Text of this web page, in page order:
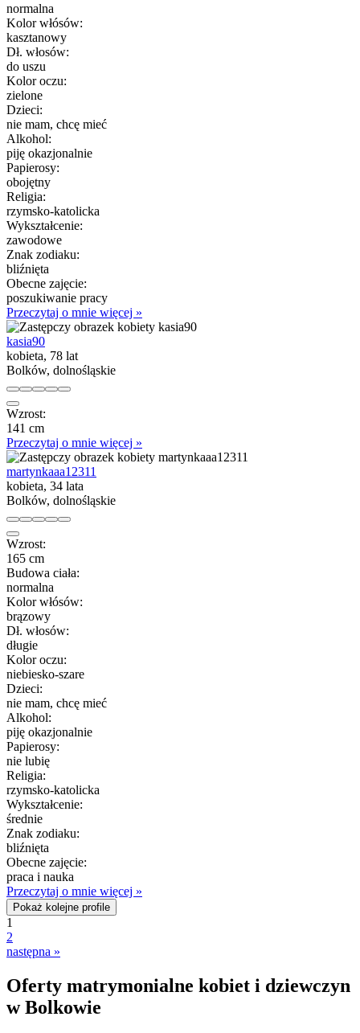
normalna
Kolor włósów:
kasztanowy
Dł. włosów:
do uszu
Kolor oczu:
zielone
Dzieci:
nie mam, chcę mieć
Alkohol:
piję okazjonalnie
Papierosy:
obojętny
Religia:
rzymsko-katolicka
Wykształcenie:
zawodowe
Znak zodiaku:
bliźnięta
Obecne zajęcie:
poszukiwanie pracy
Przeczytaj o mnie więcej »
kasia90
kobieta, 78 lat
Bolków, dolnośląskie
Wzrost:
141 cm
Przeczytaj o mnie więcej »
martynkaaa12311
kobieta, 34 lata
Bolków, dolnośląskie
Wzrost:
165 cm
Budowa ciała:
normalna
Kolor włósów:
brązowy
Dł. włosów:
długie
Kolor oczu:
niebiesko-szare
Dzieci:
nie mam, chcę mieć
Alkohol:
piję okazjonalnie
Papierosy:
nie lubię
Religia:
rzymsko-katolicka
Wykształcenie:
średnie
Znak zodiaku:
bliźnięta
Obecne zajęcie:
praca i nauka
Przeczytaj o mnie więcej »
Pokaż kolejne profile
1
2
następna »
Oferty matrymonialne kobiet i dziewczyn
w Bolkowie